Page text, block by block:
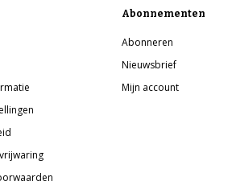
Abonnementen
Abonneren
Nieuwsbrief
Mijn account